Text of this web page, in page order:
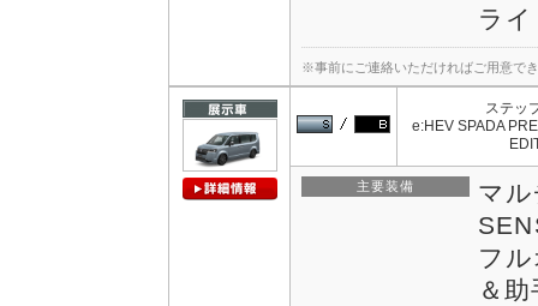
ラ
※事前にご連絡いただければご用意で
ステッ
e:HEV SPADA
主要装備
マ
フ
＆